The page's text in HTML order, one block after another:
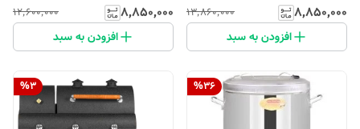
۸٬۸۵۰٬۰۰۰ ۱۳٬۸۶۰٬۰۰۰
افزودن به سبد
۸٬۸۵۰٬۰۰۰ ۱۲٬۶۰۰٬۰۰۰
افزودن به سبد
%36
%3